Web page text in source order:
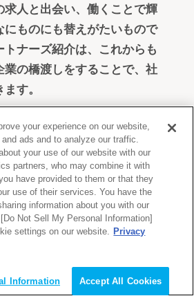
求人と出会い、働くことで輝
にものにも替えがたいもので
トナーズ紹介は、これからも
業の橋渡しをすることで、社
す。
ートナーズ紹介と
は
your experience on our website,
ads and to analyze our traffic.
your use of our website with our
partners, who may combine it with
have provided to them or that they
use of their services. You have the
information about you with our
Not Sell My Personal Information]
settings on our website. Privacy
Information Accept All Cookies